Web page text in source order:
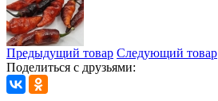
Предыдущий товар Следующий товар
Поделиться с друзьями: